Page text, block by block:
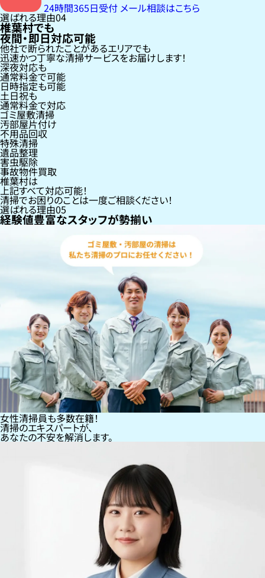
24時間365日受付 メール相談はこちら
選ばれる理由04
椎葉村でも
夜間・即日対応可能
他社で断られたことがあるエリアでも
迅速かつ丁寧な清掃サービスをお届けします！
深夜対応も
通常料金で可能
日時指定も可能
土日祝も
通常料金で対応
ゴミ屋敷清掃
汚部屋片付け
不用品回収
特殊清掃
遺品整理
害虫駆除
事故物件買取
椎葉村は
上記すべて対応可能！
清掃でお困りのことは一度ご相談ください！
選ばれる理由05
経験値豊富なスタッフが勢揃い
女性清掃員も多数在籍！
清掃のエキスパートが、
あなたの不安を解消します。